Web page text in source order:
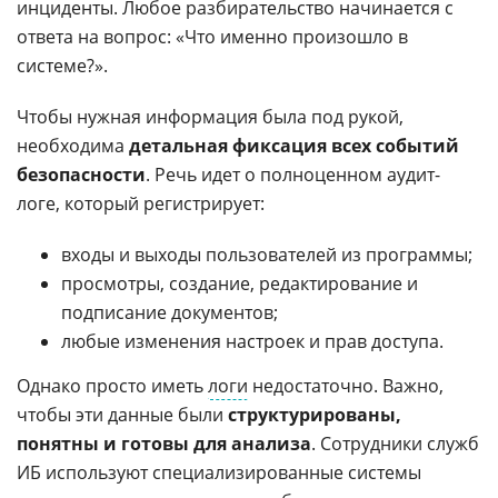
инциденты. Любое разбирательство начинается с
ответа на вопрос: «Что именно произошло в
системе?».
Чтобы нужная информация была под рукой,
необходима детальная фиксация всех событий
безопасности. Речь идет о полноценном аудит-
логе, который регистрирует:
входы и выходы пользователей из программы;
просмотры, создание, редактирование и
подписание документов;
любые изменения настроек и прав доступа.
Однако просто иметьлоги недостаточно. Важно,
чтобы эти данные были структурированы,
понятны и готовы для анализа. Сотрудники служб
ИБ используют специализированные системы